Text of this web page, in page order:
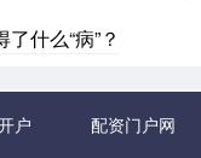
什么“病”？
户 配资门户网